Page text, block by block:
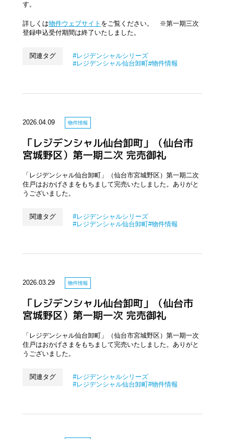
す。
詳しくは物件ウェブサイト をご覧ください。 ※第一期三次
登録申込受付期間は終了いたしました。
関連タグ
レジデンシャルシリーズ
レジデンシャル仙台卸町
物件情報
2026.04.09 物件情報
「レジデンシャル仙台卸町」（仙台市
宮城野区）第一期二次 完売御礼
「レジデンシャル仙台卸町」（仙台市宮城野区）第一期二次
住戸はおかげさまをもちまして完売いたしました。ありがと
うございました。
関連タグ
レジデンシャルシリーズ
レジデンシャル仙台卸町 物件情報
2026.03.29 物件情報
「レジデンシャル仙台卸町」（仙台市
宮城野区）第一期一次 完売御礼
「レジデンシャル仙台卸町」（仙台市宮城野区）第一期一次
住戸はおかげさまをもちまして完売いたしました。ありがと
うございました。
関連タグ
レジデンシャルシリーズ
レジデンシャル仙台卸町
物件情報